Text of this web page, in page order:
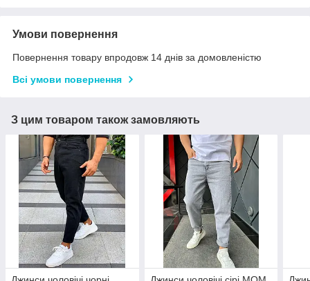
Умови повернення
Повернення товару впродовж 14 днів за домовленістю
Всі умови повернення
З цим товаром також замовляють